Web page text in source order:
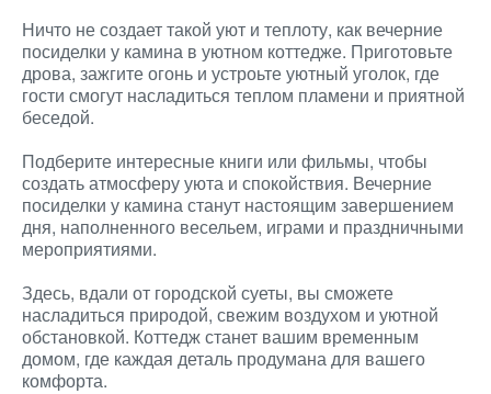
Ничто не создает такой уют и теплоту, как вечерние
посиделки у камина в уютном коттедже. Приготовьте
дрова, зажгите огонь и устроьте уютный уголок, где
гости смогут насладиться теплом пламени и приятной
беседой.
Подберите интересные книги или фильмы, чтобы
создать атмосферу уюта и спокойствия. Вечерние
посиделки у камина станут настоящим завершением
дня, наполненного весельем, играми и праздничными
мероприятиями.
Здесь, вдали от городской суеты, вы сможете
насладиться природой, свежим воздухом и уютной
обстановкой. Коттедж станет вашим временным
домом, где каждая деталь продумана для вашего
комфорта.